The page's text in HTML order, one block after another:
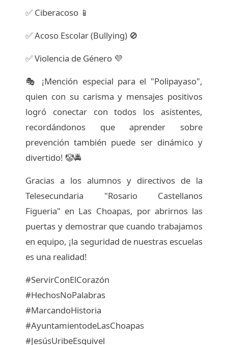
✅ Ciberacoso 📱
✅ Acoso Escolar (Bullying) 🚫
✅ Violencia de Género 💜
🎭 ¡Mención especial para el "Polipayaso",
quien con su carisma y mensajes positivos
logró conectar con todos los asistentes,
recordándonos que aprender sobre
prevención también puede ser dinámico y
divertido! 🤡🚔
Gracias a los alumnos y directivos de la
Telesecundaria "Rosario Castellanos
Figueria" en Las Choapas, por abrirnos las
puertas y demostrar que cuando trabajamos
en equipo, ¡la seguridad de nuestras escuelas
es una realidad!
#ServirConElCorazón
#HechosNoPalabras
#MarcandoHistoria
#AyuntamientodeLasChoapas
#JesúsUribeEsquivel